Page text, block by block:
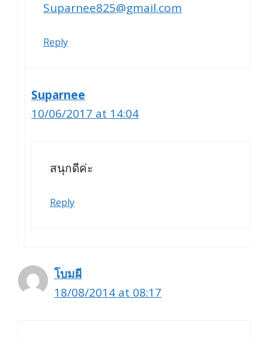
Suparnee825@gmail.com
Reply
Suparnee
10/06/2017 at 14:04
สนุกดีค่ะ
Reply
โบมผี
18/08/2014 at 08:17